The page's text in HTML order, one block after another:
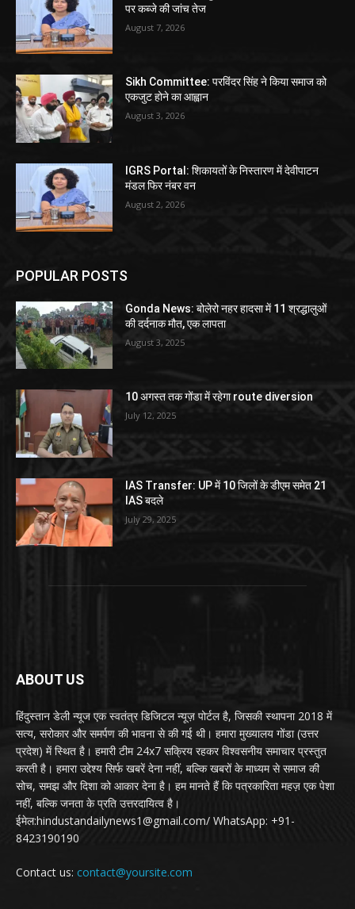
पर कब्जे की जांच तेज
August 7, 2026
Sikh Committee: परविंदर सिंह ने किया समाज को
एकजुट होने का आह्वान
August 3, 2026
IGRS Portal: शिकायतों के निस्तारण में देवीपाटन
मंडल फिर नंबर वन
August 2, 2026
POPULAR POSTS
Gonda News: बोलेरो नहर हादसा में 11 श्रद्धालुओं
की दर्दनाक मौत, एक लापता
August 3, 2025
10 अगस्त तक गोंडा में रहेगा route diversion
July 12, 2025
IAS Transfer: UP में 10 जिलों के डीएम समेत 21
IAS बदले
July 29, 2025
ABOUT US
हिंदुस्तान डेली न्यूज एक स्वतंत्र डिजिटल न्यूज़ पोर्टल है, जिसकी स्थापना 2018 में
सत्य, सरोकार और समर्पण की भावना से की गई थी। हमारा मुख्यालय गोंडा (उत्तर
प्रदेश) में स्थित है। हमारी टीम 24x7 सक्रिय रहकर विश्वसनीय समाचार प्रस्तुत
करती है। हमारा उद्देश्य सिर्फ खबरें देना नहीं, बल्कि खबरों के माध्यम से समाज की
सोच, समझ और दिशा को आकार देना है। हम मानते हैं कि पत्रकारिता महज़ एक पेशा
नहीं, बल्कि जनता के प्रति उत्तरदायित्व है।
ईमेल:hindustandailynews1@gmail.com/ WhatsApp: +91-
8423190190
Contact us: contact@yoursite.com